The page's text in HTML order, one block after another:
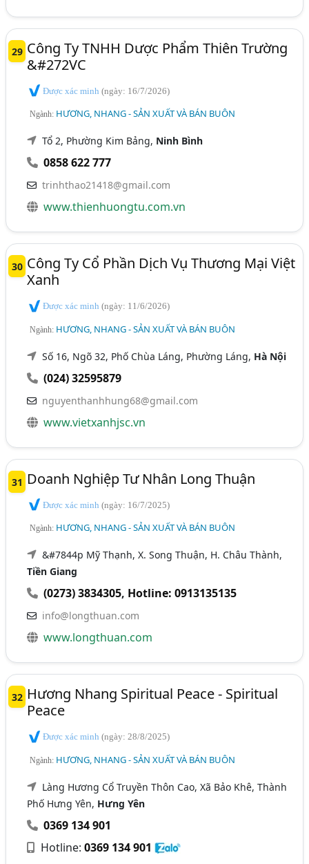
29 Công Ty TNHH Dược Phẩm Thiên Trường
&#272VC
Được xác minh(ngày: 16/7/2026)
Ngành: HƯƠNG, NHANG - SẢN XUẤT VÀ BÁN BUÔN
Tổ 2, Phường Kim Bảng, Ninh Bình
0858 622 777
trinhthao21418@gmail.com
www.thienhuongtu.com.vn
30 Công Ty Cổ Phần Dịch Vụ Thương Mại Việt
Xanh
Được xác minh(ngày: 11/6/2026)
Ngành: HƯƠNG, NHANG - SẢN XUẤT VÀ BÁN BUÔN
Số 16, Ngõ 32, Phố Chùa Láng, Phường Láng, Hà Nội
(024) 32595879
nguyenthanhhung68@gmail.com
www.vietxanhjsc.vn
31 Doanh Nghiệp Tư Nhân Long Thuận
Được xác minh(ngày: 16/7/2025)
Ngành: HƯƠNG, NHANG - SẢN XUẤT VÀ BÁN BUÔN
&#7844p Mỹ Thạnh, X. Song Thuận, H. Châu Thành,
Tiền Giang
(0273) 3834305, Hotline: 0913135135
info@longthuan.com
www.longthuan.com
32 Hương Nhang Spiritual Peace - Spiritual
Peace
Được xác minh(ngày: 28/8/2025)
Ngành: HƯƠNG, NHANG - SẢN XUẤT VÀ BÁN BUÔN
Làng Hương Cổ Truyền Thôn Cao, Xã Bảo Khê, Thành
Phố Hưng Yên, Hưng Yên
0369 134 901
Hotline:0369 134 901